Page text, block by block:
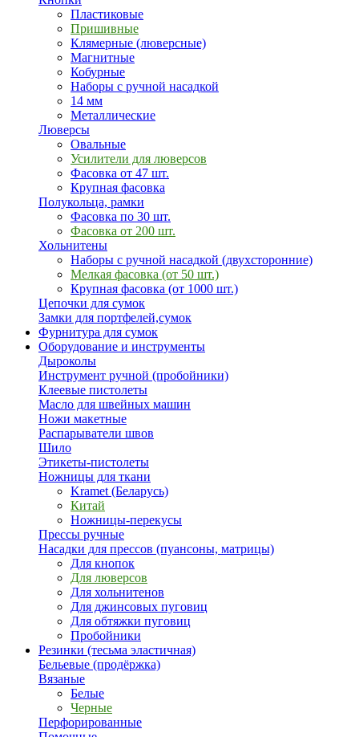
Пластиковые
Пришивные
Клямерные (люверсные)
Магнитные
Кобурные
Наборы с ручной насадкой
14 мм
Металлические
Люверсы
Овальные
Усилители для люверсов
Фасовка от 47 шт.
Крупная фасовка
Полукольца, рамки
Фасовка по 30 шт.
Фасовка от 200 шт.
Хольнитены
Наборы с ручной насадкой (двухсторонние)
Мелкая фасовка (от 50 шт.)
Крупная фасовка (от 1000 шт.)
Цепочки для сумок
Замки для портфелей,сумок
Фурнитура для сумок
Оборудование и инструменты
Дыроколы
Инструмент ручной (пробойники)
Клеевые пистолеты
Масло для швейных машин
Ножи макетные
Распарыватели швов
Шило
Этикеты-пистолеты
Ножницы для ткани
Kramet (Беларусь)
Китай
Ножницы-перекусы
Прессы ручные
Насадки для прессов (пуансоны, матрицы)
Для кнопок
Для люверсов
Для хольнитенов
Для джинсовых пуговиц
Для обтяжки пуговиц
Пробойники
Резинки (тесьма эластичная)
Бельевые (продёржка)
Вязаные
Белые
Черные
Перфорированные